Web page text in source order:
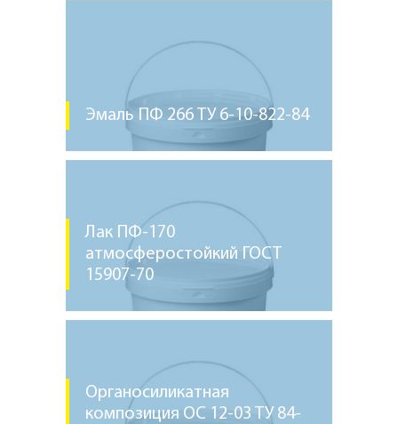
Эмаль ПФ 266 ТУ 6-10-822-84
Лак ПФ-170
атмосферостойкий ГОСТ
15907-70
Органосиликатная
композиция ОС 12-03 ТУ 84-